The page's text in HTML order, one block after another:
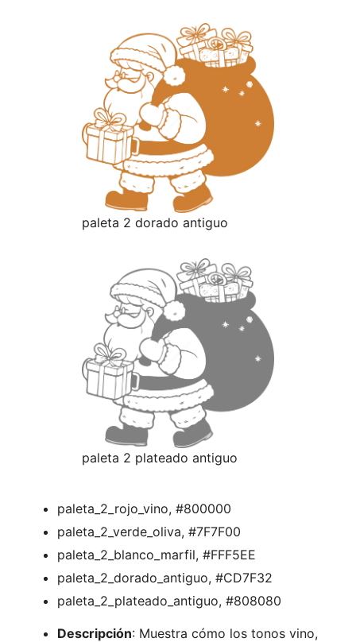
paleta 2 dorado antiguo
paleta 2 plateado antiguo
paleta_2_rojo_vino, #800000
paleta_2_verde_oliva, #7F7F00
paleta_2_blanco_marfil, #FFF5EE
paleta_2_dorado_antiguo, #CD7F32
paleta_2_plateado_antiguo, #808080
Descripción: Muestra cómo los tonos vino,